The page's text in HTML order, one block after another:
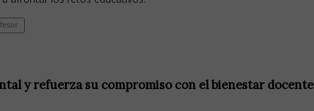
y refuerza su compromiso con el bienestar docente